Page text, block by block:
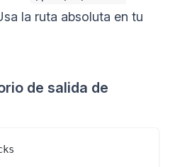
la ruta absoluta en tu
de salida de